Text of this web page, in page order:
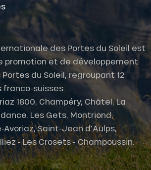
Tarifs
Ouvertures
des Portes du Soleil est
promotion et de développement
du Soleil, regroupant 12
suisses.
1800, Champéry, Châtel, La
Les Gets, Montriond,
Avoriaz, Saint-Jean d'Aulps,
- Les Crosets - Champoussin.